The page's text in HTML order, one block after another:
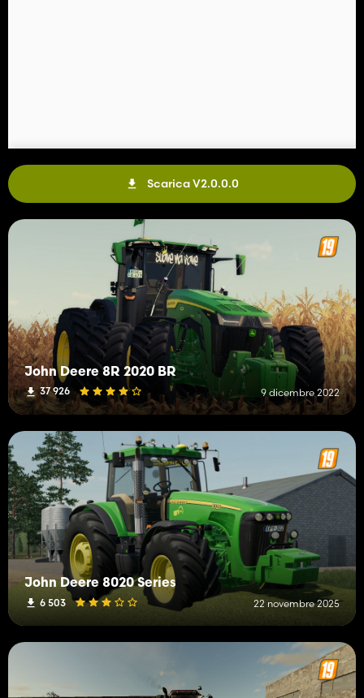
Scarica V2.0.0.0
John Deere 8R 2020 BR
37 926 9 dicembre 2022
John Deere 8020 Series
6 503 22 novembre 2025